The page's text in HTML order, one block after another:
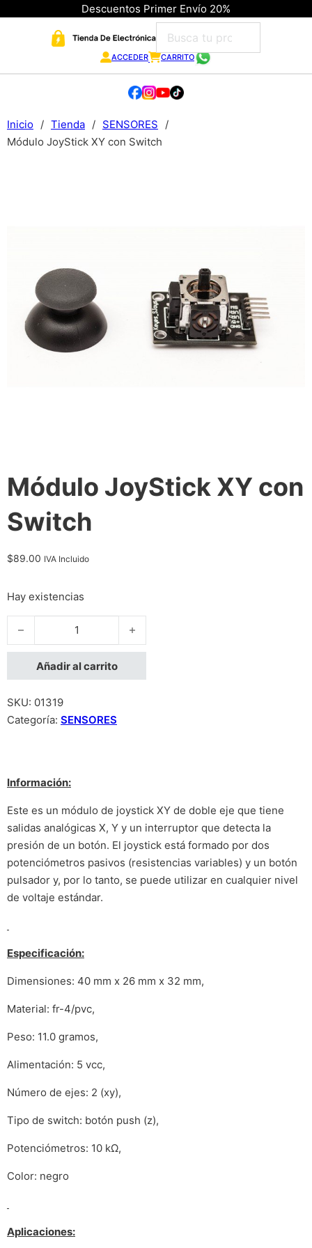
Descuentos Primer Envío 20%
ACCEDER CARRITO
Inicio / Tienda / SENSORES
/
Módulo JoyStick XY con Switch
Módulo JoyStick XY con
Switch
$89.00 IVA Incluido
Hay existencias
Módulo JoyStick XY con Switch cantidad
Añadir al carrito
SKU: 01319
Categoría: SENSORES
Información:
Este es un módulo de joystick XY de doble eje que tiene
salidas analógicas X, Y y un interruptor que detecta la
presión de un botón. El joystick está formado por dos
potenciómetros pasivos (resistencias variables) y un botón
pulsador y, por lo tanto, se puede utilizar en cualquier nivel
de voltaje estándar.
Especificación:
Dimensiones: 40 mm x 26 mm x 32 mm,
Material: fr-4/pvc,
Peso: 11.0 gramos,
Alimentación: 5 vcc,
Número de ejes: 2 (xy),
Tipo de switch: botón push (z),
Potenciómetros: 10 kΩ,
Color: negro
Aplicaciones: